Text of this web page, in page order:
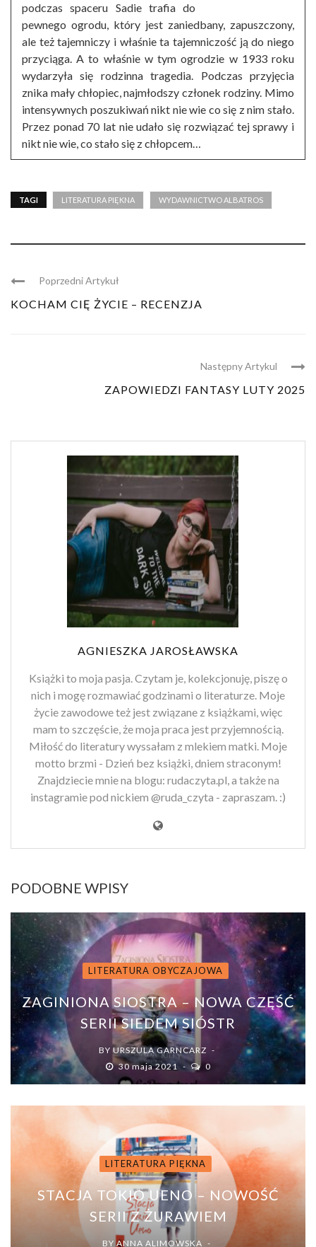
podczas spaceru Sadie trafia do
pewnego ogrodu, który jest zaniedbany, zapuszczony,
ale też tajemniczy i właśnie ta tajemniczość ją do niego
przyciąga. A to właśnie w tym ogrodzie w 1933 roku
wydarzyła się rodzinna tragedia. Podczas przyjęcia
znika mały chłopiec, najmłodszy członek rodziny. Mimo
intensywnych poszukiwań nikt nie wie co się z nim stało.
Przez ponad 70 lat nie udało się rozwiązać tej sprawy i
nikt nie wie, co stało się z chłopcem…
TAGI LITERATURA PIĘKNA WYDAWNICTWO ALBATROS
Poprzedni Artykuł
KOCHAM CIĘ ŻYCIE – RECENZJA
Następny Artykul
ZAPOWIEDZI FANTASY LUTY 2025
AGNIESZKA JAROSŁAWSKA
Książki to moja pasja. Czytam je, kolekcjonuję, piszę o
nich i mogę rozmawiać godzinami o literaturze. Moje
życie zawodowe też jest związane z książkami, więc
mam to szczęście, że moja praca jest przyjemnością.
Miłość do literatury wyssałam z mlekiem matki. Moje
motto brzmi - Dzień bez książki, dniem straconym!
Znajdziecie mnie na blogu: rudaczyta.pl, a także na
instagramie pod nickiem @ruda_czyta - zapraszam. :)
PODOBNE WPISY
LITERATURA OBYCZAJOWA
ZAGINIONA SIOSTRA – NOWA CZĘŚĆ
SERII SIEDEM SIÓSTR
BYURSZULA GARNCARZ
30 maja 2021
0
LITERATURA PIĘKNA
STACJA TOKIO UENO – NOWOŚĆ
SERII Z ŻURAWIEM
BY ANNA ALIMOWSKA